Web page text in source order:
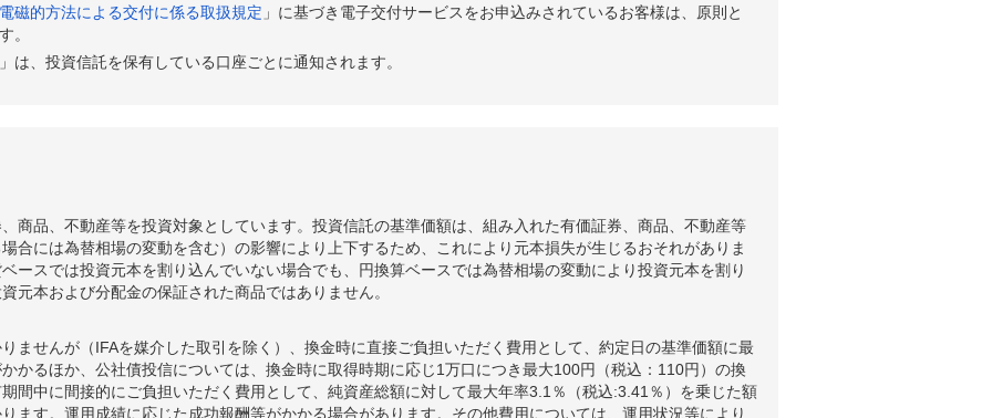
磁的方法による交付に係る取扱規定 」に基づき電子交付サービスをお申込みされているお客様は、原則と
。
は、投資信託を保有している口座ごとに通知されます。
商品、不動産等を投資対象としています。投資信託の基準価額は、組み入れた有価証券、商品、不動産等
合には為替相場の変動を含む）の影響により上下するため、これにより元本損失が生じるおそれがありま
ースでは投資元本を割り込んでいない場合でも、円換算ベースでは為替相場の変動により投資元本を割り
元本および分配金の保証された商品ではありません。
ませんが（IFAを媒介した取引を除く）、換金時に直接ご負担いただく費用として、約定日の基準価額に最
かるほか、公社債投信については、換金時に取得時期に応じ1万口につき最大100円（税込：110円）の換
間中に間接的にご負担いただく費用として、純資産総額に対して最大年率3.1％（税込:3.41％）を乗じた額
ます。運用成績に応じた成功報酬等がかかる場合があります。その他費用については、運用状況等により